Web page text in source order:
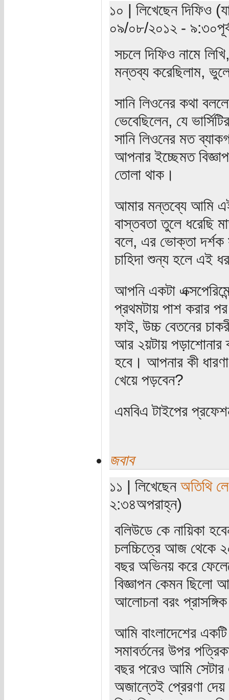
১০ | লিখেছেন দিফিও
০৯/০৮/২০১২ -
সচলে দিফিও নামে
মন্তব্য করেছিলাম,
সানি লিওনের কথা
ভেবেছিলেন, যে
সানি লিওনের মত
আপনার ইচ্ছেমত
তোলা থাক।
আমার মন্তব্যে আমি এই
বাস্তবতা তুলে ধরেছি
বলে, এর ভোক্তা
চাহিদা শুন্য হলে এই
আপনি একটা
প্রথমটায় পাশ করার
ফাই, উচ্চ বেতনের
আর ২য়টায় পড়াশোনার
হবে। আপনার কী
খেয়ে পড়বেন?
এমবিএ টাইপের
জবাব
১১ | লিখেছেন অতিথি
২:৩৪অপরাহ্ন)
বলিউডে কে নায়িকা
চলচ্চিত্রে আজ থেকে
বছর অভিনয় করে
বিজ্ঞাপন কেমন ছিলো
আলোচনা বরং
আমি বাংলাদেশের
সমাবর্তনের উপর
বছর পরেও আমি
অজান্তেই প্রেরণা দেয়